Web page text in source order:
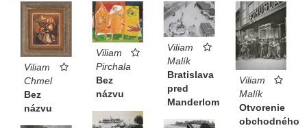
Viliam
Chmel
Bez
názvu
Viliam
Pirchala
Bez
názvu
Viliam
Malík
Bratislava
pred
Manderlom
Viliam
Malík
Otvorenie
obchodného